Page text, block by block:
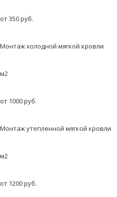
от 350 руб.
Монтаж холодной мягкой кровли
м2
от 1000 руб.
Монтаж утепленной мягкой кровли
м2
от 1200 руб.